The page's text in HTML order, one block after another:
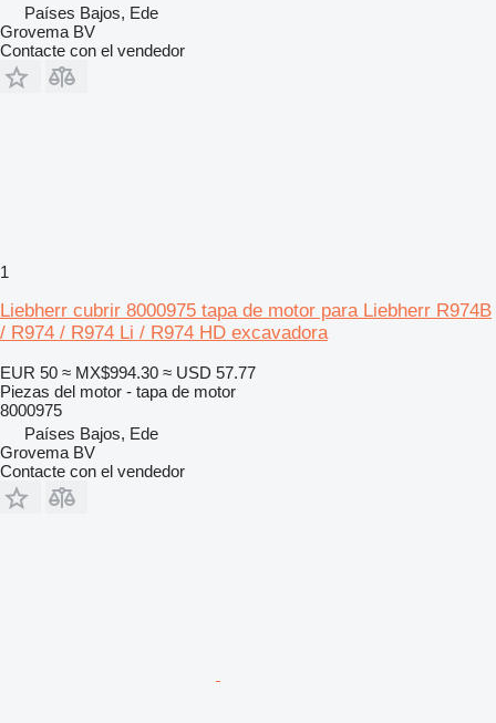
Países Bajos, Ede
Grovema BV
Contacte con el vendedor
1
Liebherr cubrir 8000975 tapa de motor para Liebherr R974B
/ R974 / R974 Li / R974 HD excavadora
EUR 50 ≈ MX$994.30 ≈ USD 57.77
Piezas del motor - tapa de motor
8000975
Países Bajos, Ede
Grovema BV
Contacte con el vendedor